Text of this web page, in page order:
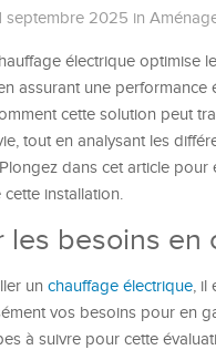
septembre 2025 in
électrique optimise
assurant une performance
cette solution peut
tout en analysant les
dans cet article pour
installation.
les besoins en
un chauffage électrique, il
vos besoins pour en
à suivre pour cette